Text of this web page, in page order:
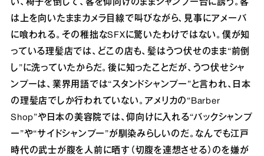
い、椅子を倒して、客を仰向けのままシャンプー台に誘う。客
は上を向いたままカメラ目線で叫びながら、見事にアメーバ
に喰われる。その稚拙なSFXに驚いたわけではない。僕が知
っている理髪店では、どこの店も、髪はうつ伏せのまま“前倒
し”に洗っていたからだ。後に知ったことだが、うつ伏せシャ
ンプーは、業界用語では“スタンドシャンプー”と言われ、日本
の理髪店でしか行われていない。アメリカの“Barber
Shop”や日本の美容院では、仰向けに入れる“バックシャンプ
ー”や“サイドシャンプー”が馴染みらしいのだ。なんでも江戸
時代の武士が腹を人前に晒す（切腹を連想させる）のを嫌が